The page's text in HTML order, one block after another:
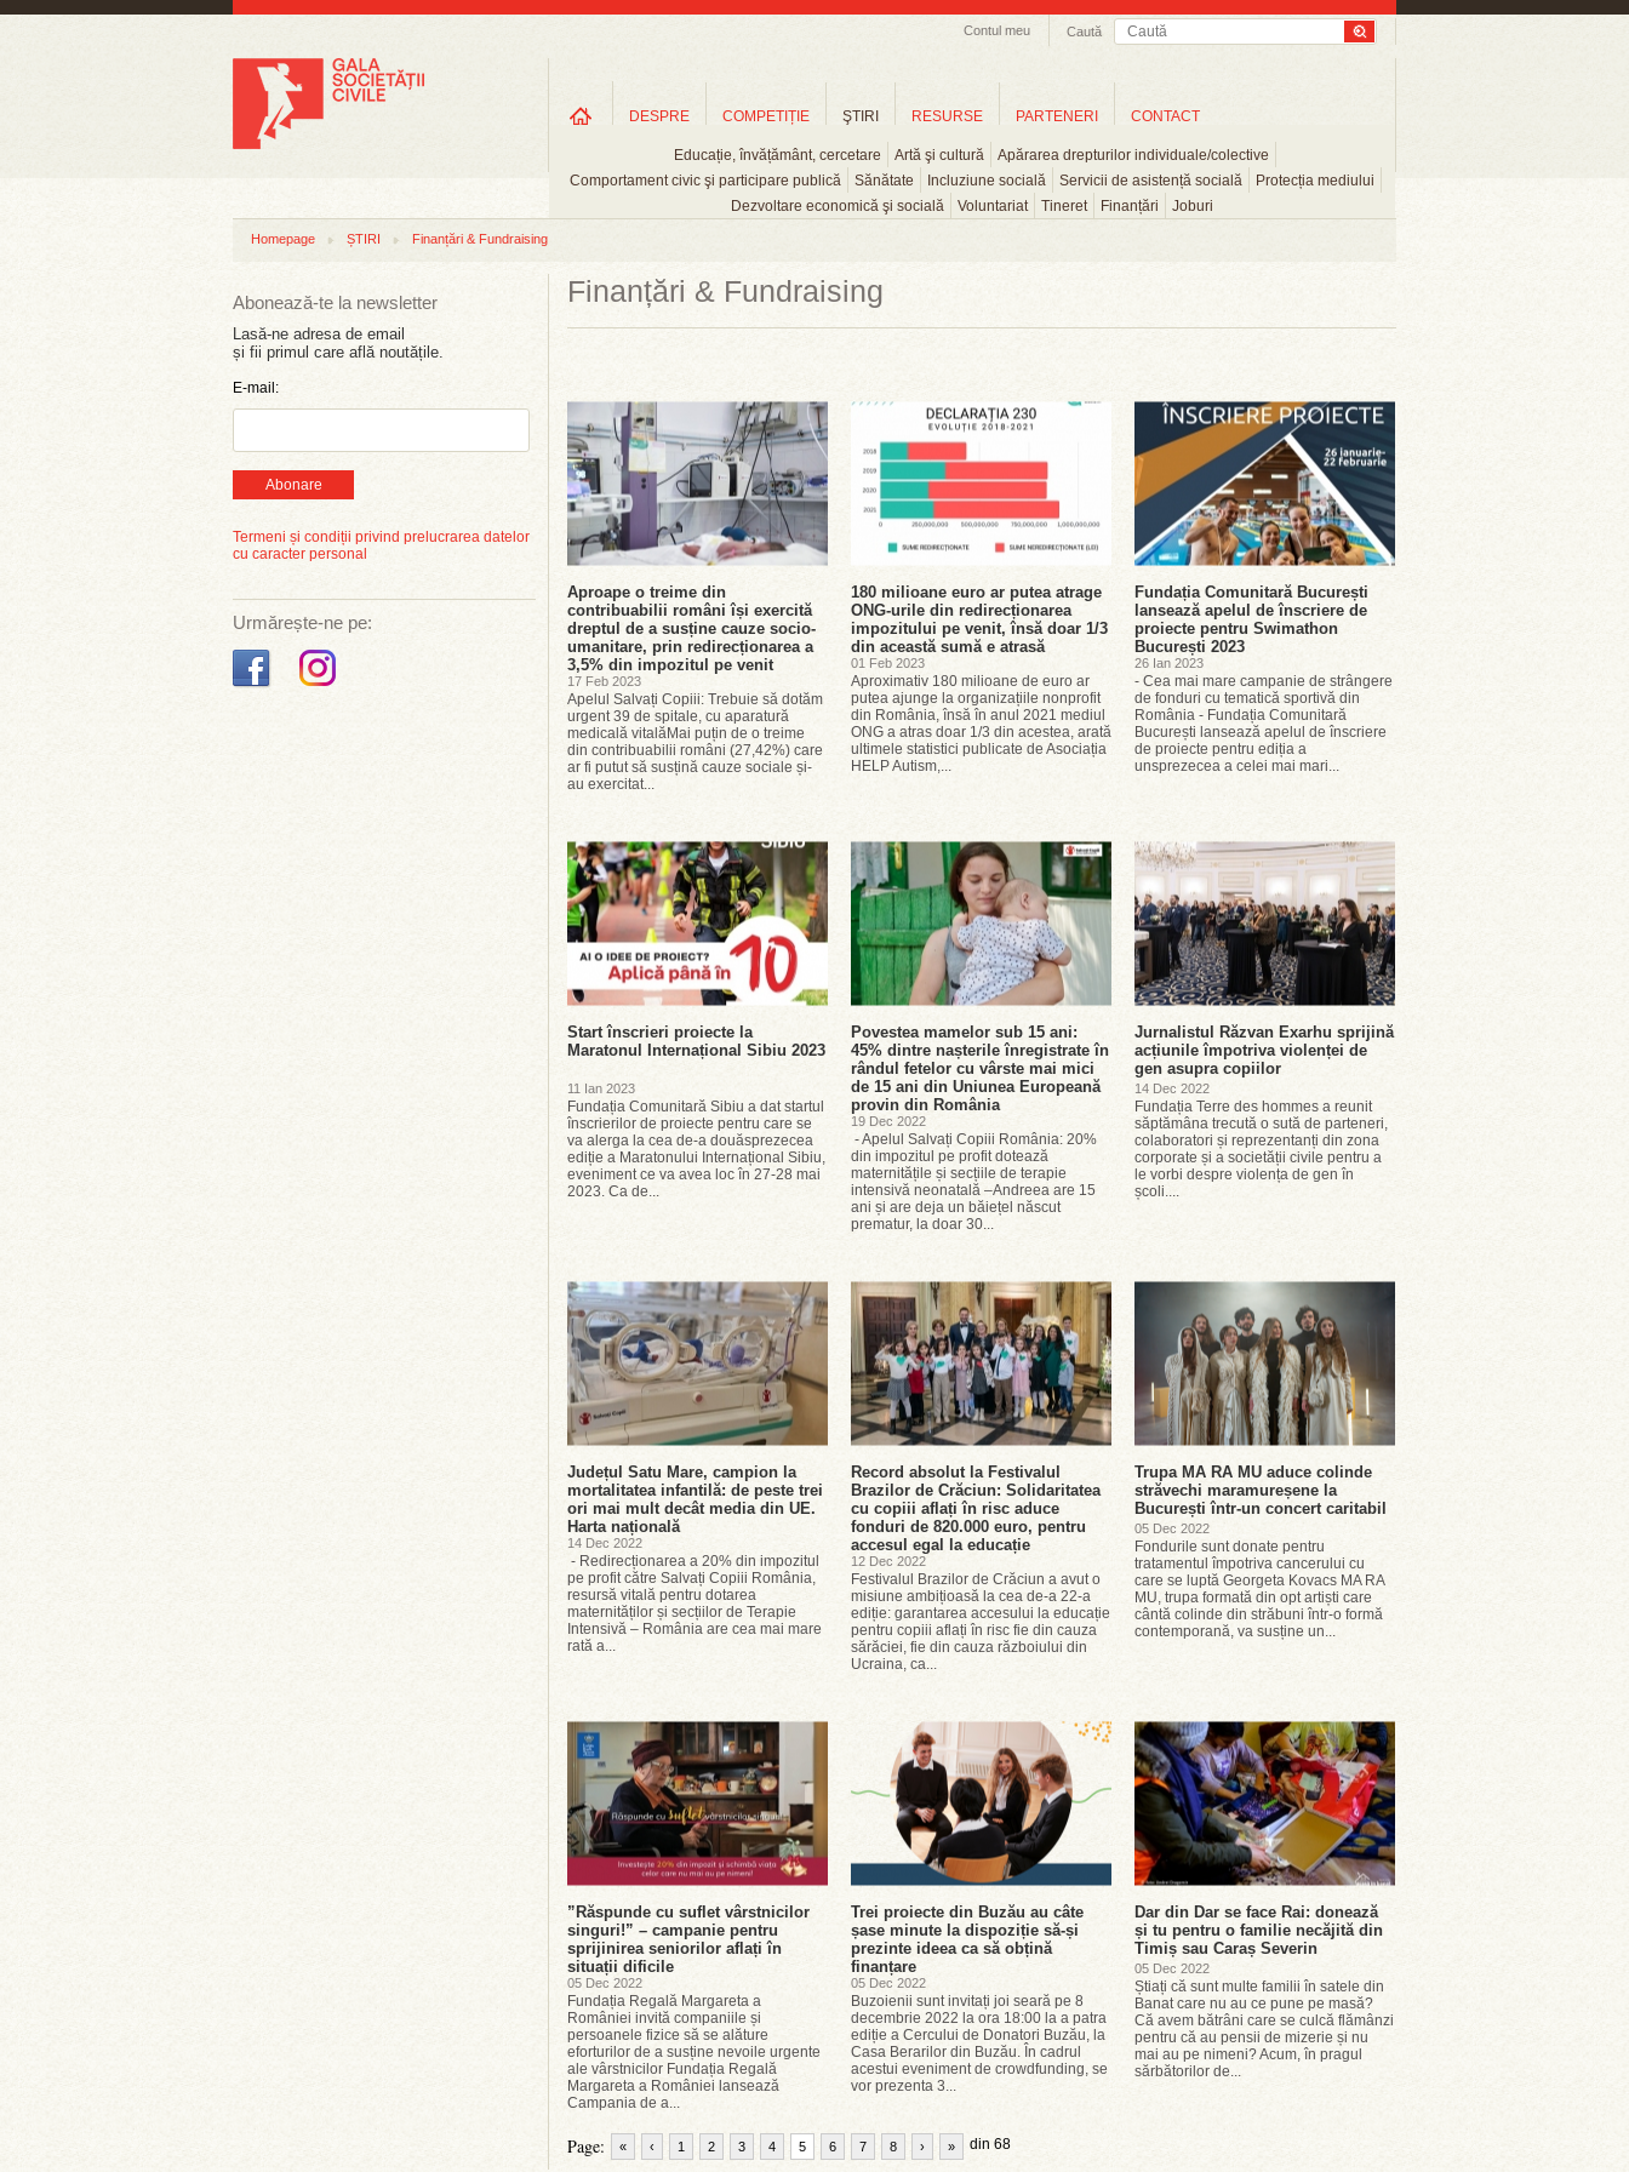
Caută
Contul meu
DESPRE COMPETIȚIE ŞTIRI
Educație, învățământ, cercetare Artă şi cultură
Apărarea drepturilor individuale/colective
Comportament civic şi participare publică
Sănătate Incluziune socială Servicii de asistență socială
Protecția mediului
Dezvoltare economică şi socială
Voluntariat Tineret Finanțări Joburi
RESURSE PARTENERI CONTACT
Homepage ȘTIRI Finanțări & Fundraising
Abonează-te la newsletter
Lasă-ne adresa de email
și fii primul care află noutățile.
E-mail:
Abonare
Termeni și condiții privind prelucrarea datelor
cu caracter personal
Urmărește-ne pe:
Finanțări & Fundraising
Aproape o treime din
contribuabilii români își exercită
dreptul de a susține cauze socio-
umanitare, prin redirecționarea a
3,5% din impozitul pe venit
17 Feb 2023
Apelul Salvați Copiii: Trebuie să dotăm
urgent 39 de spitale, cu aparatură
medicală vitalăMai puțin de o treime
din contribuabilii români (27,42%) care
ar fi putut să susțină cauze sociale și-
au exercitat...
180 milioane euro ar putea atrage
ONG-urile din redirecționarea
impozitului pe venit, însă doar 1/3
din această sumă e atrasă
01 Feb 2023
Aproximativ 180 milioane de euro ar
putea ajunge la organizațiile nonprofit
din România, însă în anul 2021 mediul
ONG a atras doar 1/3 din acestea, arată
ultimele statistici publicate de Asociația
HELP Autism,...
Fundația Comunitară București
lansează apelul de înscriere de
proiecte pentru Swimathon
București 2023
26 Ian 2023
- Cea mai mare campanie de strângere
de fonduri cu tematică sportivă din
România - Fundația Comunitară
București lansează apelul de înscriere
de proiecte pentru ediția a
unsprezecea a celei mai mari...
Start înscrieri proiecte la
Maratonul Internațional Sibiu 2023
11 Ian 2023
Fundația Comunitară Sibiu a dat startul
înscrierilor de proiecte pentru care se
va alerga la cea de-a douăsprezecea
ediție a Maratonului Internațional Sibiu,
eveniment ce va avea loc în 27-28 mai
2023. Ca de...
Povestea mamelor sub 15 ani:
45% dintre nașterile înregistrate în
rândul fetelor cu vârste mai mici
de 15 ani din Uniunea Europeană
provin din România
19 Dec 2022
- Apelul Salvați Copiii România: 20%
din impozitul pe profit dotează
maternitățile și secțiile de terapie
intensivă neonatală –Andreea are 15
ani și are deja un băiețel născut
prematur, la doar 30...
Jurnalistul Răzvan Exarhu sprijină
acțiunile împotriva violenței de
gen asupra copiilor
14 Dec 2022
Fundația Terre des hommes a reunit
săptămâna trecută o sută de parteneri,
colaboratori și reprezentanți din zona
corporate și a societății civile pentru a
le vorbi despre violența de gen în
școli....
Județul Satu Mare, campion la
mortalitatea infantilă: de peste trei
ori mai mult decât media din UE.
Harta națională
14 Dec 2022
- Redirecționarea a 20% din impozitul
pe profit către Salvați Copiii România,
resursă vitală pentru dotarea
maternităților și secțiilor de Terapie
Intensivă – România are cea mai mare
rată a...
Record absolut la Festivalul
Brazilor de Crăciun: Solidaritatea
cu copiii aflați în risc aduce
fonduri de 820.000 euro, pentru
accesul egal la educație
12 Dec 2022
Festivalul Brazilor de Crăciun a avut o
misiune ambițioasă la cea de-a 22-a
ediție: garantarea accesului la educație
pentru copiii aflați în risc fie din cauza
sărăciei, fie din cauza războiului din
Ucraina, ca...
Trupa MA RA MU aduce colinde
străvechi maramureșene la
București într-un concert caritabil
05 Dec 2022
Fondurile sunt donate pentru
tratamentul împotriva cancerului cu
care se luptă Georgeta Kovacs MA RA
MU, trupa formată din opt artiști care
cântă colinde din străbuni într-o formă
contemporană, va susține un...
”Răspunde cu suflet vârstnicilor
singuri!” – campanie pentru
sprijinirea seniorilor aflați în
situații dificile
05 Dec 2022
Fundația Regală Margareta a
României invită companiile și
persoanele fizice să se alăture
eforturilor de a susține nevoile urgente
ale vârstnicilor Fundația Regală
Margareta a României lansează
Campania de a...
Trei proiecte din Buzău au câte
șase minute la dispoziție să-și
prezinte ideea ca să obțină
finanțare
05 Dec 2022
Buzoienii sunt invitați joi seară pe 8
decembrie 2022 la ora 18:00 la a patra
ediție a Cercului de Donatori Buzău, la
Casa Berarilor din Buzău. În cadrul
acestui eveniment de crowdfunding, se
vor prezenta 3...
Dar din Dar se face Rai: donează
și tu pentru o familie necăjită din
Timiș sau Caraș Severin
05 Dec 2022
Știați că sunt multe familii în satele din
Banat care nu au ce pune pe masă?
Că avem bătrâni care se culcă flămânzi
pentru că au pensii de mizerie și nu
mai au pe nimeni? Acum, în pragul
sărbătorilor de...
Page: « ‹ 1 2 3 4 5 6 7 8 din 68
› »